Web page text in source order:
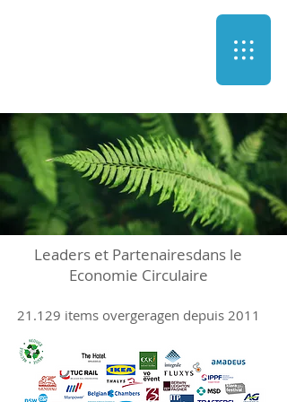
Leaders et Partenairesdans le
Economie Circulaire
21.129 items overgeragen depuis 2011